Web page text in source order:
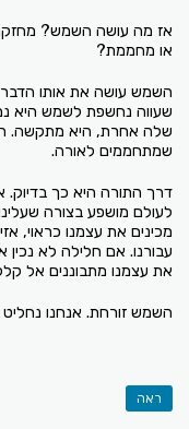
אז מה עושה השמש?
או מחממת?
השמש עושה את אותו הדבר
שעווה נחשפת לשמש היא
שלה אחרת, היא מתקשה.
שמתחממים לאורה.
דרך התורה היא כך בדיוק.
לעולם מושפע בצורה
מכינים את עצמנו כראוי,
עבורנו. אם חלילה לא
את עצמנו מתבוננים אל
השמש זורחת. אנחנו
ראה